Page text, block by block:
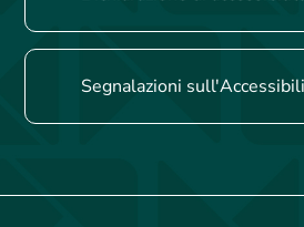
Segnalazioni